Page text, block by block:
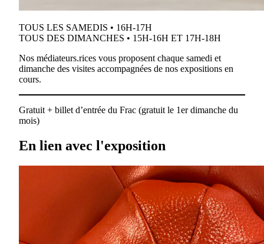
TOUS LES SAMEDIS • 16H-17H
TOUS DES DIMANCHES • 15H-16H ET 17H-18H
Nos médiateurs.rices vous proposent chaque samedi et
dimanche des visites accompagnées de nos expositions en
cours.
Gratuit + billet d’entrée du Frac (gratuit le 1er dimanche du
mois)
En lien avec l'exposition